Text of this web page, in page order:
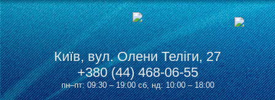
Київ, вул. Олени Теліги, 27
+380 (44) 468-06-55
пн–пт: 09:30 – 19:00 сб, нд: 10:00 – 18:00